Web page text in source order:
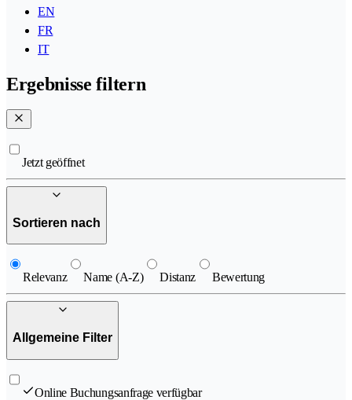
EN
FR
IT
Ergebnisse filtern
Jetzt geöffnet
Sortieren nach
Relevanz Name (A-Z) Distanz Bewertung
Allgemeine Filter
Online Buchungsanfrage verfügbar